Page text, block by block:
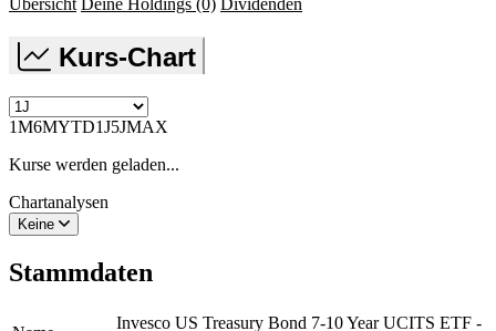
Kurs-Chart
1M6MYTD1J5JMAX
Kurse werden geladen...
Chartanalysen
Keine
Stammdaten
Invesco US Treasury Bond 7-10 Year UCITS ETF -